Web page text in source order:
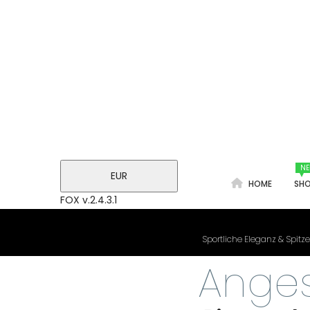
EUR
FOX v.2.4.3.1
HOME
Sportliche Eleganz &